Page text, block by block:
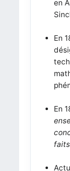
en
En
En
faits